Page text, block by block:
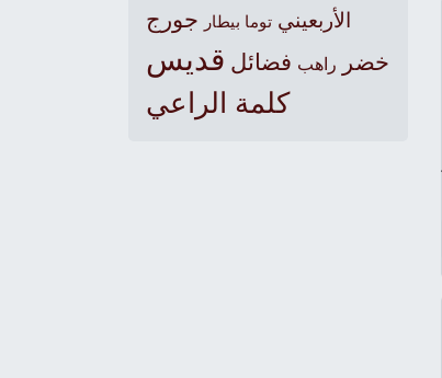
الأربعيني توما بيطار جورج
خضر راهب فضائل قديس
كلمة الراعي